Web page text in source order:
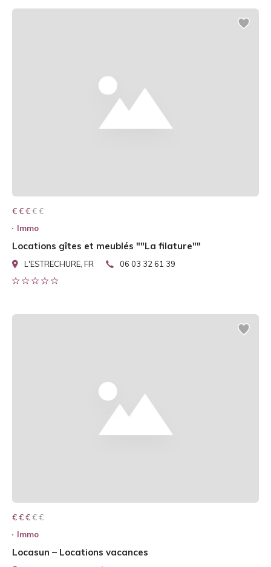
€ € € € €
€ € €
Immo
Locations gîtes et meublés ""La filature""
L'ESTRECHURE, FR 06 03 32 61 39
€ € € € €
€ € €
Immo
Locasun – Locations vacances